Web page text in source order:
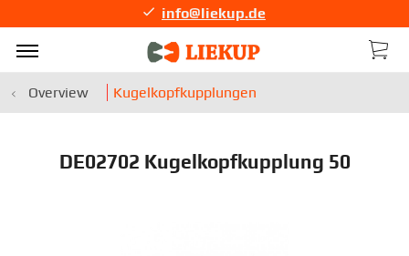
info@liekup.de
Overview Kugelkopfkupplungen
DE02702 Kugelkopfkupplung 50